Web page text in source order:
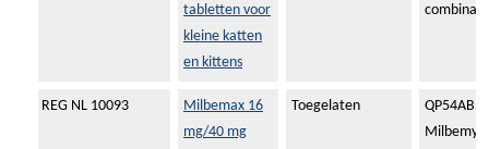
tabletten voor
kleine katten
en kittens
REG NL 10093
Milbemax 16
mg/40 mg
Toegelaten